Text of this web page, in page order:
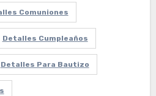
Comuniones
Detalles Cumpleaños
Detalles Para Bautizo